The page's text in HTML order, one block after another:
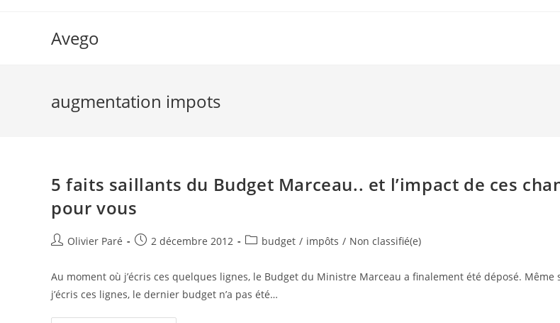
Avego
augmentation impots
5 faits saillants du Budget Marceau.. et l’impact de ces
pour vous
Auteur/autrice
la
publication :
Olivier Paré
Post2 décembre 2012
Postbudget / impôts / Non classifié(e)
Au moment où j’écris ces quelques lignes, le Budget du Ministre Marceau a finalement été déposé. Même
j’écris ces lignes, le dernier budget n’a pas été…